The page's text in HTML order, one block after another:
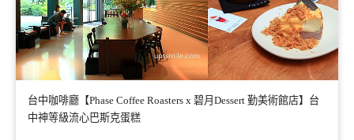
台中咖啡廳【Phase Coffee Roasters x 碧月Dessert 勤美術館店】台
中神等級流心巴斯克蛋糕